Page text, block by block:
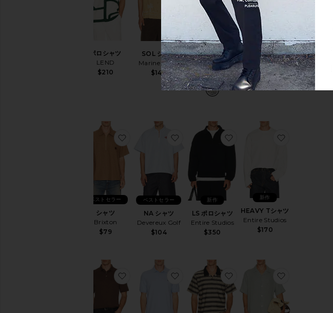
ポロシャツ
LEND
$210
SOL シャツ
Marine Layer
$148
シャツ
Faherty
$168
VACATION シ
ャツ
Rhythm
$70
シャツ
Brixton
$79
ベストセラー
お気に入りシャツ
NA シャツ
Devereux Golf
$104
ベストセラー
お気に入りNA シャツ
LS ポロシャツ
Entire Studios
$350
新作
お気に入りLS ポロシャツ
HEAVY Tシャツ
Entire Studios
$170
新作
お気に入りポロシャツお気に入りポロシャツお気に入りNA ポロシャツ